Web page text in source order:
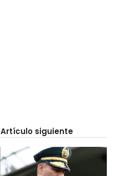
Artículo siguiente